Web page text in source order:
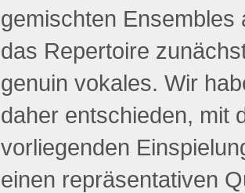
gemischten Ensembles
das Repertoire
genuin vokales. Wir
daher entschieden, mit
vorliegenden
einen repräsentativen